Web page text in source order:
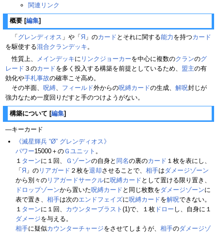
関連リンク
概要 [編集]
「 グレンディオス 」や「 Я 」のカード とそれに関する能力 を持つカード
を駆使する混合クランデッキ。
性質上、
メインデッキに リンクジョーカーを中心に複数のクランのグ
レード ３のカードを多く投入する構築を前提としているため、 盟主の有
効化や手札事故の確率こそ高め。
その半面、 呪縛、 フィールド外からの呪縛カードの生成、 解呪封じが
強力なため一度回りだすと手のつけようがない。
構築について [編集]
―キーカード
《滅星輝兵 “Ø” グレンディオス》
パワー15000＋の Ｇユニット 。
１ ターンに１回、 Ｇゾーンの自身と 同名の裏のカード １枚を表にし、
「 Я 」の リアガード ２枚を退却させることで、 相手はダメージゾーン
から別々の リアガードサークルに呪縛カード として置ける限り置き、
ドロップゾーンから置いた呪縛カード と同じ枚数をダメージゾーンに
表で置き、 相手は次のエンドフェイズに呪縛カードを解呪できない。
１ ターンに１回、 カウンターブラスト (1)で、１枚 ドロー し、自身に１
ダメージを与える。
相手に疑似カウンターチャージをさせてしまうが、 相手のダメージゾ